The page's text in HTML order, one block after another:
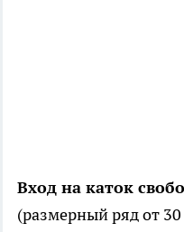
Вход на каток
(размерный ряд от